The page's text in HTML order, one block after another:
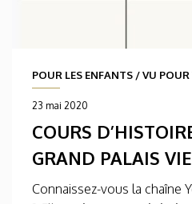
POUR LES ENFANTS /VU
23 mai 2020
COURS
GRAND PALAIS
Connaissez-vous la chaîne